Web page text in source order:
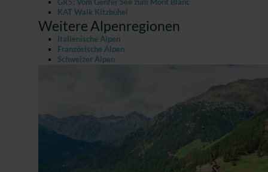
KAT Walk Kitzbühel
Weitere Alpenregionen
Italienische Alpen
Französische Alpen
Schweizer Alpen